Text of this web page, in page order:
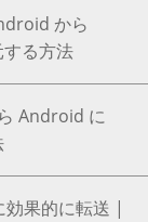
から
る方法
Android に
果的に転送 |